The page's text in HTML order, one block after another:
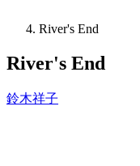
River's End
River's End
鈴木祥子